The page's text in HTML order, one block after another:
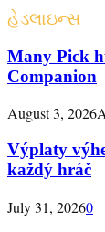
હેડલાઇન્સ
Many Pick
Companion
August 3, 2026
Výplaty
každý hráč
July 31, 20260